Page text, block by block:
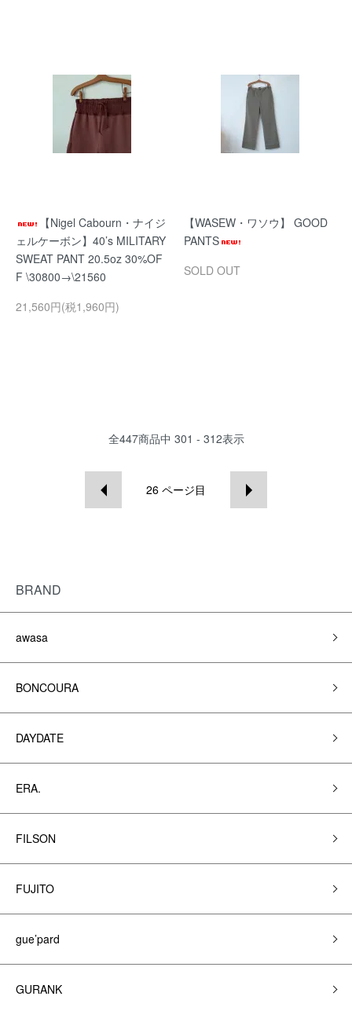
【Nigel Cabourn・ナイジ
ェルケーボン】40’s MILITARY
SWEAT PANT 20.5oz 30%OF
F \30800→\21560
21,560円(税1,960円)
【WASEW・ワソウ】 GOOD
PANTS
SOLD OUT
全447商品中 301 - 312表示
26 ページ目
BRAND
awasa
BONCOURA
DAYDATE
ERA.
FILSON
FUJITO
gue’pard
GURANK